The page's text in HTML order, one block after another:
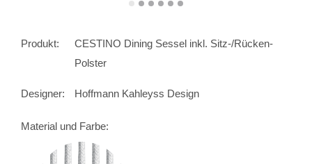
Produkt:
CESTINO Dining Sessel inkl. Sitz-/Rücken-
Polster
Designer: Hoffmann Kahleyss Design
Material und Farbe: